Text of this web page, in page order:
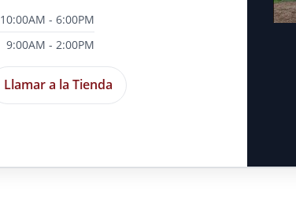
10:00AM - 6:00PM
9:00AM - 2:00PM
Llamar a la Tienda